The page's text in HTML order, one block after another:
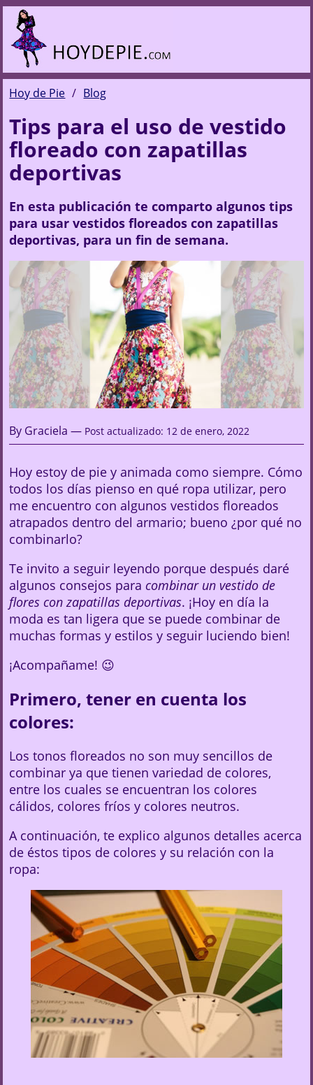
Hoy de Pie Blog
Tips para el uso de vestido
floreado con zapatillas
deportivas
En esta publicación te comparto algunos tips
para usar vestidos floreados con zapatillas
deportivas, para un fin de semana.
By Graciela — Post actualizado: 12 de enero, 2022
Hoy estoy de pie y animada como siempre. Cómo
todos los días pienso en qué ropa utilizar, pero
me encuentro con algunos vestidos floreados
atrapados dentro del armario; bueno ¿por qué no
combinarlo?
Te invito a seguir leyendo porque después daré
algunos consejos para combinar un vestido de
flores con zapatillas deportivas. ¡Hoy en día la
moda es tan ligera que se puede combinar de
muchas formas y estilos y seguir luciendo bien!
¡Acompañame! 😉
Primero, tener en cuenta los
colores:
Los tonos floreados no son muy sencillos de
combinar ya que tienen variedad de colores,
entre los cuales se encuentran los colores
cálidos, colores fríos y colores neutros.
A continuación, te explico algunos detalles acerca
de éstos tipos de colores y su relación con la
ropa: